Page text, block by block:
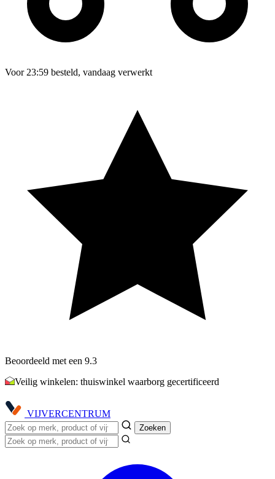
Voor 23:59 besteld, vandaag verwerkt
Beoordeeld met een 9.3
Veilig winkelen: thuiswinkel waarborg gecertificeerd
VIJVERCENTRUM
Zoeken